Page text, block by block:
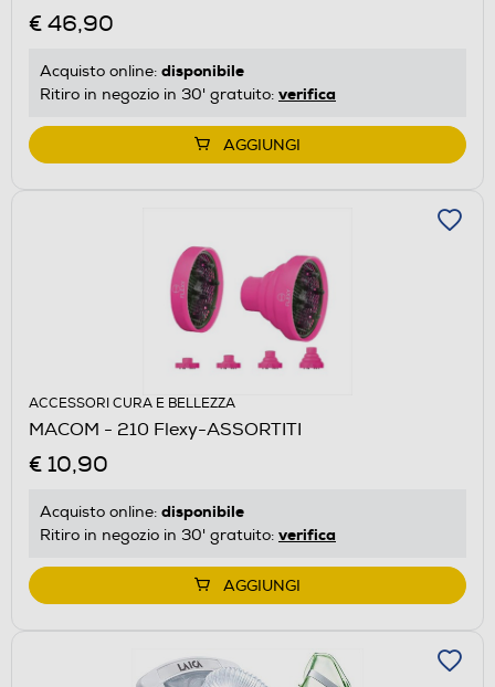
€ 46,90
Acquisto online: disponibile
Ritiro in negozio in 30' gratuito: verifica
AGGIUNGI
ACCESSORI CURA E BELLEZZA
MACOM - 210 Flexy-ASSORTITI
€ 10,90
Acquisto online: disponibile
Ritiro in negozio in 30' gratuito: verifica
AGGIUNGI